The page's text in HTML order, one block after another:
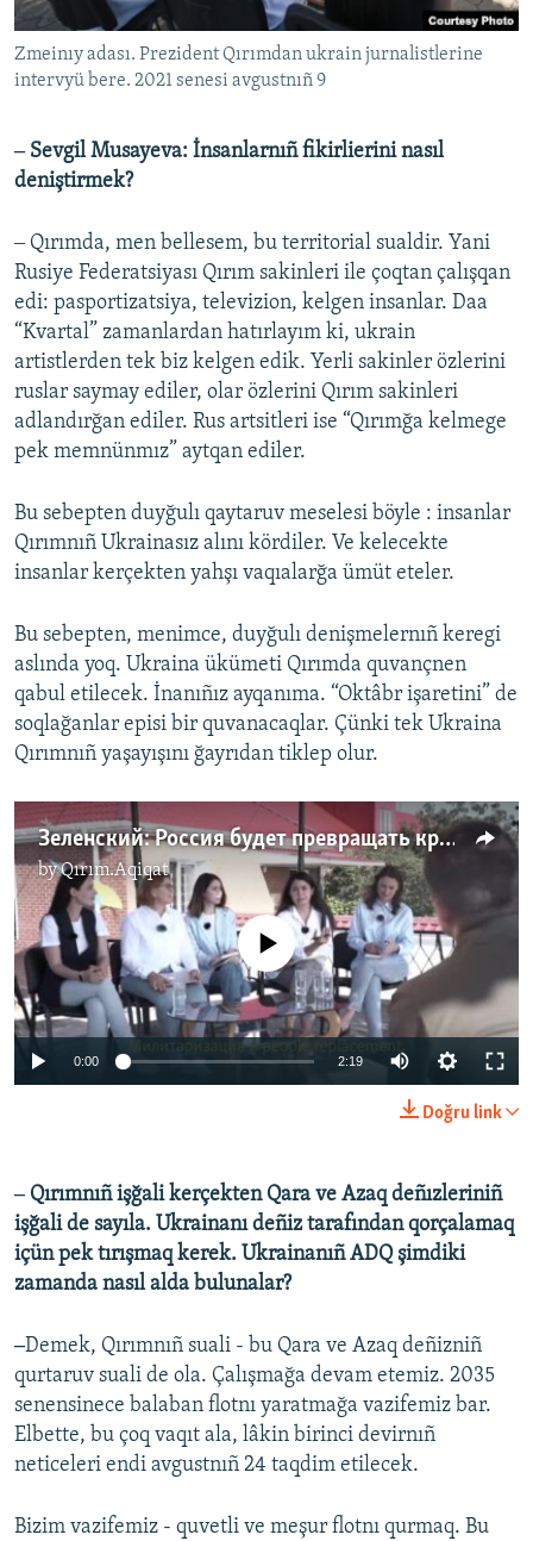
Zmeinıy adası. Prezident Qırımdan ukrain jurnalistlerine
intervyü bere. 2021 senesi avgustnıñ 9
‒ Sevgil Musayeva: İnsanlarnıñ fikirlierini nasıl
deniştirmek?
‒ Qırımda, men bellesem, bu territorial sualdir. Yani
Rusiye Federatsiyası Qırım sakinleri ile çoqtan çalışqan
edi: pasportizatsiya, televizion, kelgen insanlar. Daa
“Kvartal” zamanlardan hatırlayım ki, ukrain
artistlerden tek biz kelgen edik. Yerli sakinler özlerini
ruslar saymay ediler, olar özlerini Qırım sakinleri
adlandırğan ediler. Rus artsitleri ise “Qırımğa kelmege
pek memnünmız” aytqan ediler.
Bu sebepten duyğulı qaytaruv meselesi böyle : insanlar
Qırımnıñ Ukrainasız alını kördiler. Ve kelecekte
insanlar kerçekten yahşı vaqıalarğa ümüt eteler.
Bu sebepten, menimce, duyğulı denişmelernıñ keregi
aslında yoq. Ukraina ükümeti Qırımda quvançnen
qabul etilecek. İnanıñız ayqanıma. “Oktâbr işaretini” de
soqlağanlar episi bir quvanacaqlar. Çünki tek Ukraina
Qırımnıñ yaşayışını ğayrıdan tiklep olur.
Зеленский: Россия будет превращать крымчан в обслуживающий персонал (видео)
byQırım.Aqiqat
No media source currently available
0:00 2:19
Doğru link
‒ Qırımnıñ işğali kerçekten Qara ve Azaq deñızleriniñ
işğali de sayıla. Ukrainanı deñiz tarafından qorçalamaq
içün pek tırışmaq kerek. Ukrainanıñ ADQ şimdiki
zamanda nasıl alda bulunalar?
‒Demek, Qırımnıñ suali - bu Qara ve Azaq deñizniñ
qurtaruv suali de ola. Çalışmağa devam etemiz. 2035
senensinece balaban flotnı yaratmağa vazifemiz bar.
Elbette, bu çoq vaqıt ala, lâkin birinci devirnıñ
neticeleri endi avgustnıñ 24 taqdim etilecek.
Bizim vazifemiz - quvetli ve meşur flotnı qurmaq. Bu